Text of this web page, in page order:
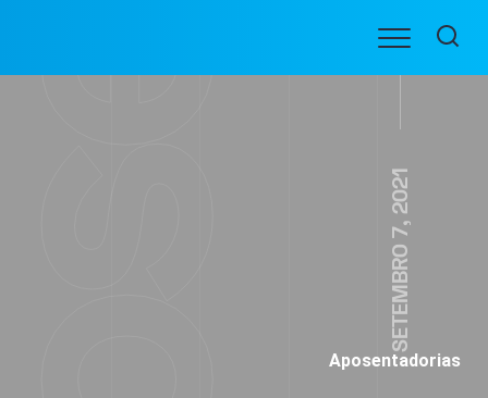
BENEFICIARIOS
Menu
SETEMBRO 7, 2021
Aposentadorias